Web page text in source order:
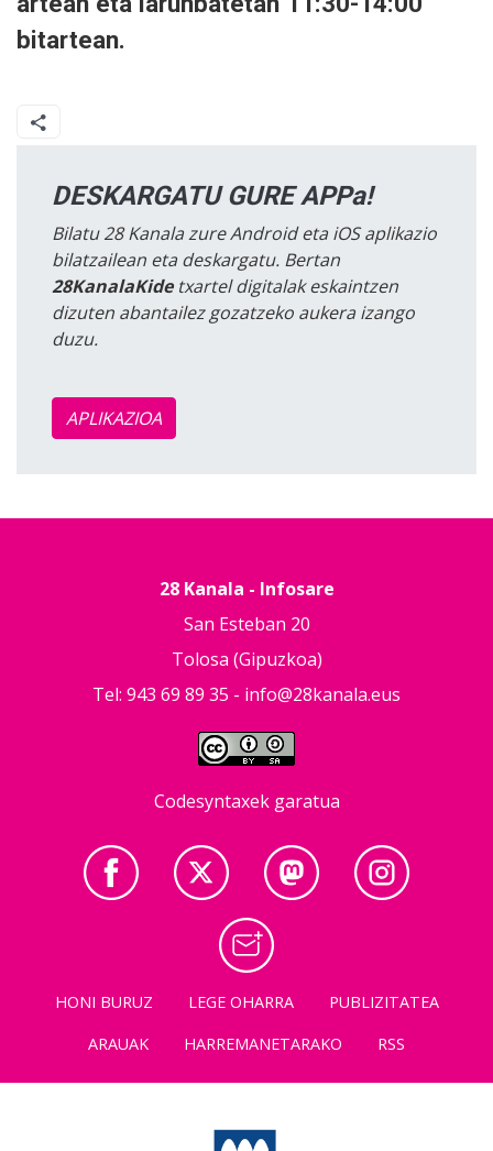
bitartean.
DESKARGATU GURE APPa!
Bilatu 28 Kanala zure Android eta iOS aplikazio
bilatzailean eta deskargatu. Bertan
28KanalaKidetxartel digitalak eskaintzen
dizuten abantailez gozatzeko aukera izango
duzu.
APLIKAZIOA
28 Kanala - Infosare
San Esteban 20
Tolosa (Gipuzkoa)
Tel: 943 69 89 35 - info@28kanala.eus
Codesyntaxek garatua
HONI BURUZ LEGE OHARRA
PUBLIZITATEA
ARAUAK
HARREMANETARAKO RSS